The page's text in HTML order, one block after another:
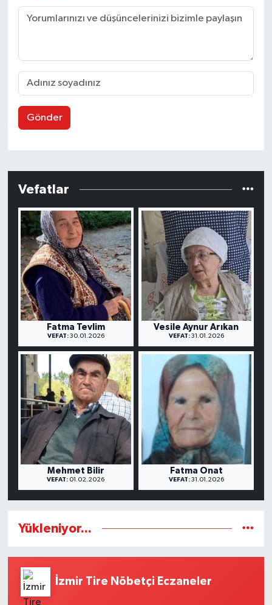
Gönder
Vefatlar
Fatma Tevlim
VEFAT:30.01.2026
Vesile Aynur Arıkan
VEFAT:31.01.2026
Mehmet Bilir
VEFAT: 01.02.2026
Fatma Onat
VEFAT:31.01.2026
Yükleniyor...
İzmir Tire Nöbetçi Eczaneler